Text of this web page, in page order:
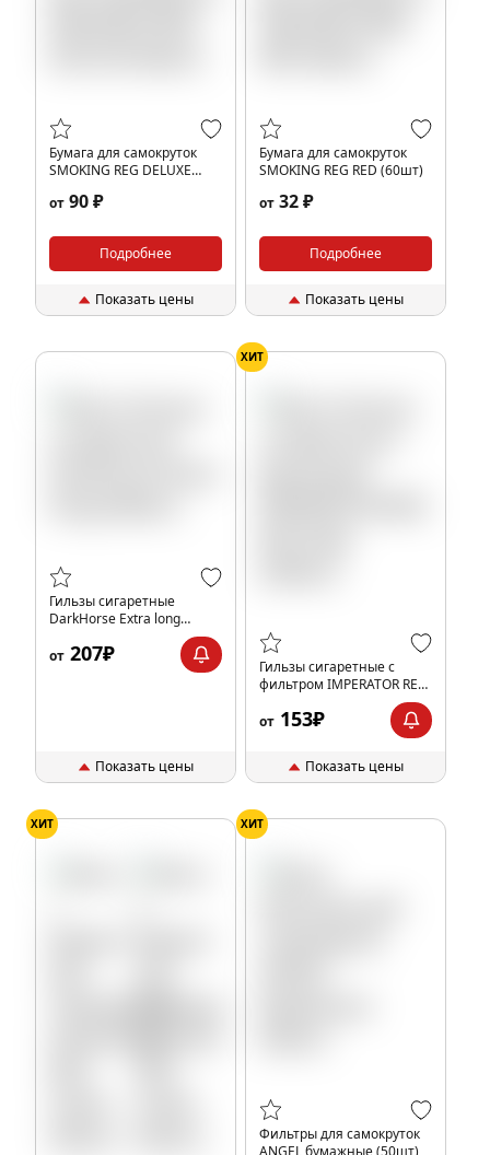
Бумага для самокруток
SMOKING REG DELUXE
от 90 ₽
Подробнее
Показать цены
Бумага для самокруток
SMOKING REG RED (60шт)
от 32 ₽
Подробнее
Показать цены
Гильзы сигаретные
DarkHorse Extra long
от 207₽
Показать цены
ХИТ
Гильзы сигаретные с
фильтром IMPERATOR RED
от 153₽
Показать цены
ХИТ ХИТ
Фильтры для самокруток
ANGEL бумажные (50шт)